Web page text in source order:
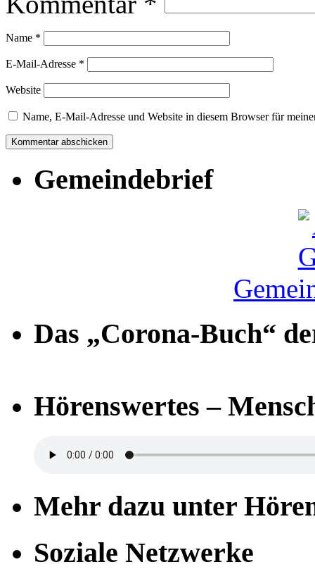
Name *
E-Mail-Adresse *
Website
Name, E-Mail-Adresse und Website in diesem Browser für
Gemeindebrief
Das „Corona-Buch“
Hörenswertes –
Mehr dazu unter
Soziale Netzwerke